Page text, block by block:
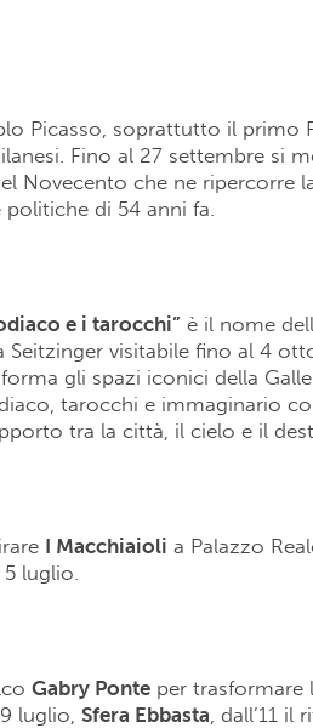
Picasso, soprattutto il primo
Fino al 27 settembre si
Novecento che ne ripercorre
di 54 anni fa.
e i tarocchi”è il nome
Seitzinger visitabile fino al 4
gli spazi iconici della
tarocchi e immaginario
tra la città, il cielo e il
I Macchiaioli a Palazzo
luglio.
Gabry Ponteper trasformare
luglio, Sfera Ebbasta , dall’11 il